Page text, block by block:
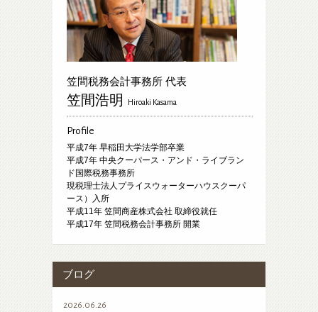
笠間税務会計事務所 代表
笠間浩明 Hiroaki Kasama
Profile
平成7年 早稲田大学法学部卒業
平成7年 中央クーパース・アンド・ライブラン
ド国際税務事務所
現税理士法人プライスウォーターハウスクーパ
ース）入所
平成11年 笠間商産株式会社 取締役就任
平成17年 笠間税務会計事務所 開業
ブログ
2026.06.26